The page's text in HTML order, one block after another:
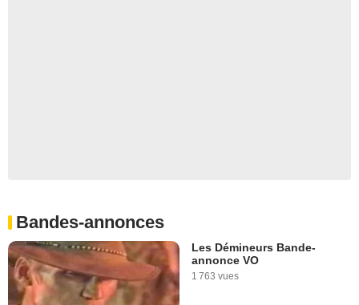
Bandes-annonces
Les Démineurs Bande-
annonce VO
1 763 vues